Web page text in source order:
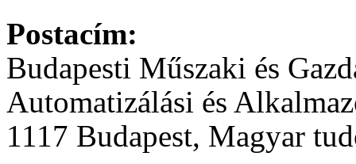
Postacím:
Budapesti Műszaki és
Automatizálási és
1117 Budapest, Magyar